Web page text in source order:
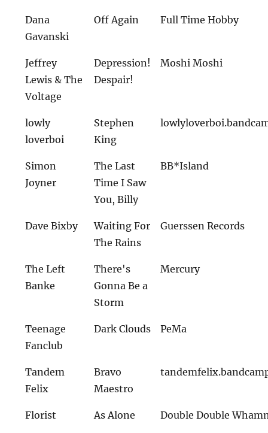
Dana
Gavanski
Off Again Full Time Hobby
Jeffrey
Lewis & The
Voltage
Depression!
Despair!
Moshi Moshi
lowly
loverboi
Stephen
King
Simon
Joyner
The Last
Time I Saw
You, Billy
BB*Island
Dave Bixby
Waiting For
The Rains
Guerssen Records
The Left
Banke
There's
Gonna Be a
Storm
Mercury
Teenage
Fanclub
Dark Clouds PeMa
Tandem
Felix
Bravo
Maestro
Florist As Alone Double Double